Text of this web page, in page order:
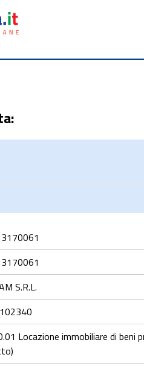
S.R.L.
Locazione immobiliare di beni